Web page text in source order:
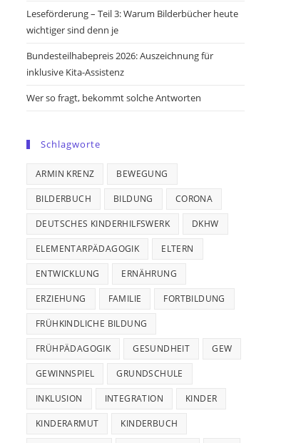
Leseförderung – Teil 3: Warum Bilderbücher heute
wichtiger sind denn je
Bundesteilhabepreis 2026: Auszeichnung für
inklusive Kita-Assistenz
Wer so fragt, bekommt solche Antworten
Schlagworte
ARMIN KRENZ BEWEGUNG
BILDERBUCH BILDUNG CORONA
DEUTSCHES KINDERHILFSWERK DKHW
ELEMENTARPÄDAGOGIK ELTERN
ENTWICKLUNG ERNÄHRUNG
ERZIEHUNG FAMILIE FORTBILDUNG
FRÜHKINDLICHE BILDUNG
FRÜHPÄDAGOGIK GESUNDHEIT GEW
GEWINNSPIEL GRUNDSCHULE
INKLUSION INTEGRATION KINDER
KINDERARMUT KINDERBUCH